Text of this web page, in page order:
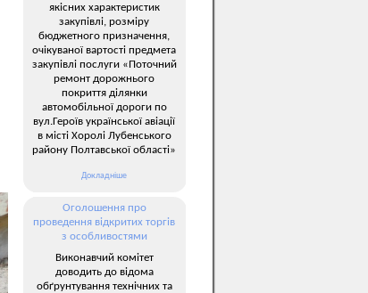
якісних характеристик
закупівлі, розміру
бюджетного призначення,
очікуваної вартості предмета
закупівлі послуги «Поточний
ремонт дорожнього
покриття ділянки
автомобільної дороги по
вул.Героїв української авіації
в місті Хоролі Лубенського
району Полтавської області»
Докладніше
Оголошення про
проведення відкритих торгів
з особливостями
Виконавчий комітет
доводить до відома
обґрунтування технічних та